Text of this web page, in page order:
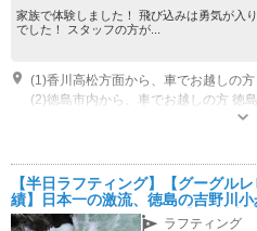
家族で体験しました！ 飛び込みは勇気が入
でした！ スタッフの方が...
営業時間：8:00~17:00 定休日：不定休
【半日ラフティング】【グーグル
績】日本一の激流、徳島の吉野川
快なガイドがおもてなし【カップル
ラフティング